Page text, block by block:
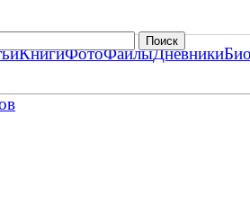
КнигиФотоФайлыДневники